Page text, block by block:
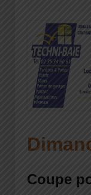
Coupe